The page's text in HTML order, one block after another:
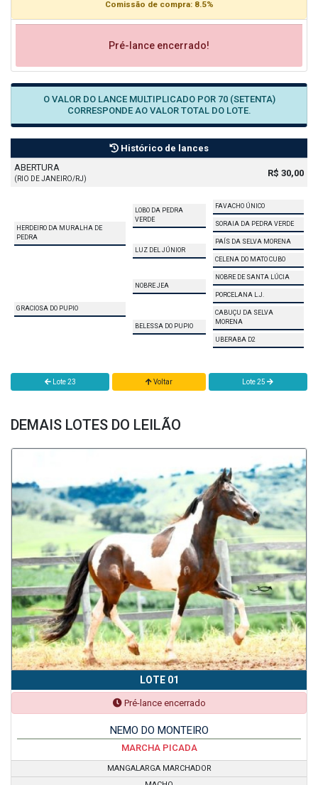
Comissão de compra: 8.5%
Pré-lance encerrado!
O VALOR DO LANCE MULTIPLICADO POR 70 (SETENTA)
CORRESPONDE AO VALOR TOTAL DO LOTE.
Histórico de lances
ABERTURA
(RIO DE JANEIRO/RJ)
R$ 30,00
HERDEIRO DA MURALHA DE
PEDRA
LOBO DA PEDRA
VERDE
FAVACHO ÚNICO
SORAIA DA PEDRA VERDE
LUZ DEL JÚNIOR
PAÍS DA SELVA MORENA
CELENA DO MATO CUBO
GRACIOSA DO PUPIO
NOBRE JEA
NOBRE DE SANTA LÚCIA
PORCELANA L.J.
BELESSA DO PUPIO
CABUÇU DA SELVA
MORENA
UBERABA D2
Lote 23 Voltar Lote 25
DEMAIS LOTES DO LEILÃO
LOTE 01
Pré-lance encerrado
NEMO DO MONTEIRO
MARCHA PICADA
MANGALARGA MARCHADOR